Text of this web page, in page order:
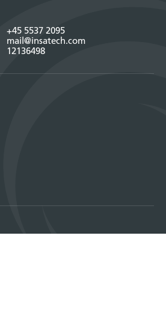
+45 5537 2095
mail@insatech.com
12136498